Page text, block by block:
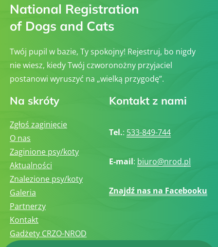
National Registration
of Dogs and Cats
Twój pupil w bazie, Ty spokojny! Rejestruj, bo nigdy
nie wiesz, kiedy Twój czworonożny przyjaciel
postanowi wyruszyć na „wielką przygodę”.
Na skróty
Zgłoś zaginięcie
O nas
Zaginione psy/koty
Aktualności
Znalezione psy/koty
Galeria
Partnerzy
Kontakt
Gadżety CRZO-NROD
Kontakt z nami
Tel.: 533-849-744
E-mail: biuro@nrod.pl
Znajdź nas na Facebooku